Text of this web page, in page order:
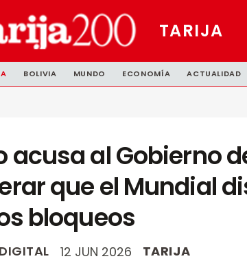
TARIJA
BOLIVIA MUNDO ECONOMÍA ACTUALIDAD
acusa al Gobierno
que el Mundial
bloqueos
12 JUN 2026 TARIJA